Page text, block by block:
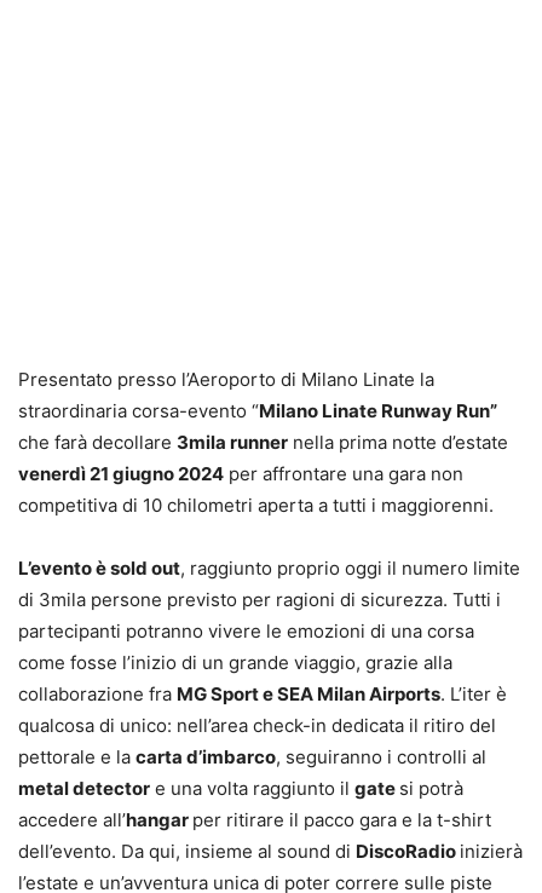
Presentato presso l’Aeroporto di Milano Linate la
straordinaria corsa-evento “Milano Linate Runway Run”
che farà decollare 3mila runner nella prima notte d’estate
venerdì 21 giugno 2024 per affrontare una gara non
competitiva di 10 chilometri aperta a tutti i maggiorenni.
L’evento è sold out, raggiunto proprio oggi il numero limite
di 3mila persone previsto per ragioni di sicurezza. Tutti i
partecipanti potranno vivere le emozioni di una corsa
come fosse l’inizio di un grande viaggio, grazie alla
collaborazione fra MG Sport e SEA Milan Airports. L’iter è
qualcosa di unico: nell’area check-in dedicata il ritiro del
pettorale e la carta d’imbarco, seguiranno i controlli al
metal detector e una volta raggiunto il gate si potrà
accedere all’hangar per ritirare il pacco gara e la t-shirt
dell’evento. Da qui, insieme al sound di DiscoRadio inizierà
l’estate e un’avventura unica di poter correre sulle piste